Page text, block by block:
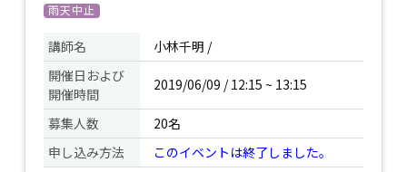
雨天中止
講師名
小林千明 /
開催日および
開催時間
2019/06/09 / 12:15 ~ 13:15
募集人数
20名
申し込み方法
このイベントは終了しました。